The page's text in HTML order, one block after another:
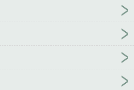
太厚阅读
这个武圣血条太厚笔
圣血条太厚了txt
这个武圣血条
趣阁
这个武圣血条太厚无防
这个武圣血条太厚 不